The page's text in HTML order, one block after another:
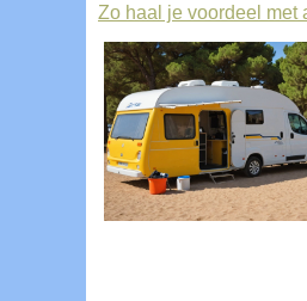
Zo haal je voordeel met